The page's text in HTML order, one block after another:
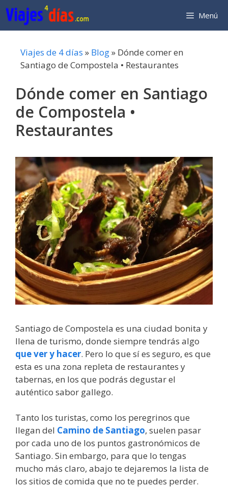
Saltar
al
contenido
Menú
Viajes de 4 días » Blog» Dónde comer en
Santiago de Compostela • Restaurantes
Dónde comer en Santiago
de Compostela •
Restaurantes
Santiago de Compostela es una ciudad bonita y
llena de turismo, donde siempre tendrás algo
que ver y hacer. Pero lo que sí es seguro, es que
esta es una zona repleta de restaurantes y
tabernas, en los que podrás degustar el
auténtico sabor gallego.
Tanto los turistas, como los peregrinos que
llegan del Camino de Santiago, suelen pasar
por cada uno de los puntos gastronómicos de
Santiago. Sin embargo, para que lo tengas
mucho más claro, abajo te dejaremos la lista de
los sitios de comida que no te puedes perder.